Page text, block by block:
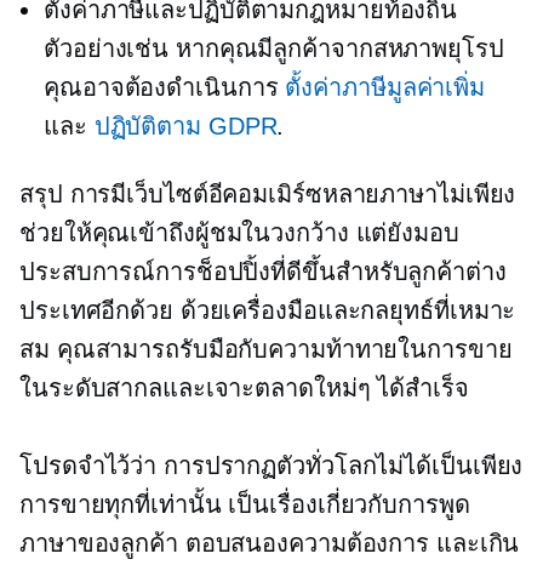
ตั้งค่าภาษีและปฏิบัติตามกฎหมายท้องถิ่น
ตัวอย่างเช่น หากคุณมีลูกค้าจากสหภาพยุโรป
คุณอาจต้องดำเนินการ ตั้งค่าภาษีมูลค่าเพิ่ม
และ ปฏิบัติตาม GDPR.
สรุป การมีเว็บไซต์อีคอมเมิร์ซหลายภาษาไม่เพียง
ช่วยให้คุณเข้าถึงผู้ชมในวงกว้าง แต่ยังมอบ
ประสบการณ์การช็อปปิ้งที่ดีขึ้นสำหรับลูกค้าต่าง
ประเทศอีกด้วย ด้วยเครื่องมือและกลยุทธ์ที่เหมาะ
สม คุณสามารถรับมือกับความท้าทายในการขาย
ในระดับสากลและเจาะตลาดใหม่ๆ ได้สำเร็จ
โปรดจำไว้ว่า การปรากฏตัวทั่วโลกไม่ได้เป็นเพียง
การขายทุกที่เท่านั้น เป็นเรื่องเกี่ยวกับการพูด
ภาษาของลูกค้า ตอบสนองความต้องการ และเกิน